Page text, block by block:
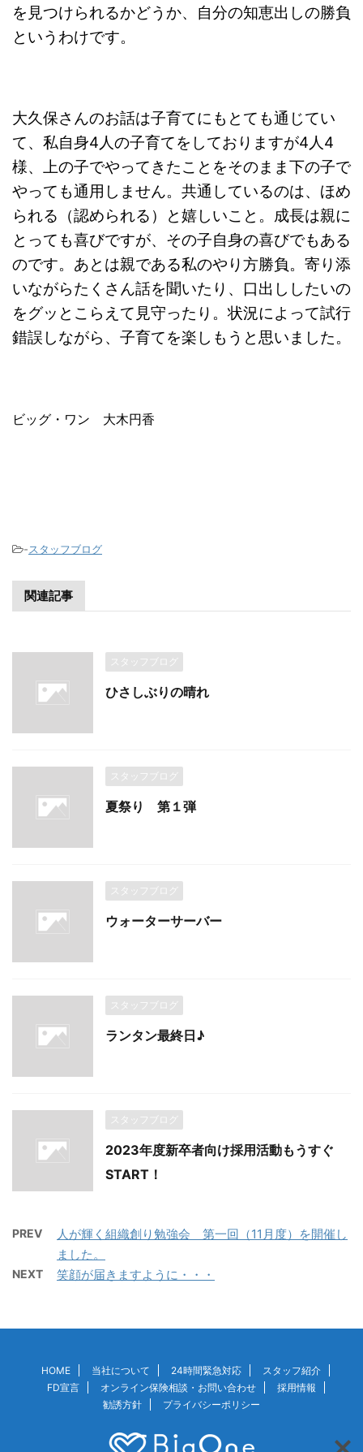
を見つけられるかどうか、自分の知恵出しの勝負
というわけです。
大久保さんのお話は子育てにもとても通じてい
て、私自身4人の子育てをしておりますが4人4
様、上の子でやってきたことをそのまま下の子で
やっても通用しません。共通しているのは、ほめ
られる（認められる）と嬉しいこと。成長は親に
とっても喜びですが、その子自身の喜びでもある
のです。あとは親である私のやり方勝負。寄り添
いながらたくさん話を聞いたり、口出ししたいの
をグッとこらえて見守ったり。状況によって試行
錯誤しながら、子育てを楽しもうと思いました。
ビッグ・ワン 大木円香
-スタッフブログ
関連記事
スタッフブログ
ひさしぶりの晴れ
スタッフブログ
夏祭り 第１弾
スタッフブログ
ウォーターサーバー
スタッフブログ
ランタン最終日♪
スタッフブログ
2023年度新卒者向け採用活動もうすぐ
START！
PREV
人が輝く組織創り勉強会 第一回（11月度）を開催し
ました。
NEXT 笑顔が届きますように・・・
HOME 当社について 24時間緊急対応
スタッフ紹介
FD宣言
オンライン保険相談・お問い合わせ
採用情報
勧誘方針
プライバシーポリシー